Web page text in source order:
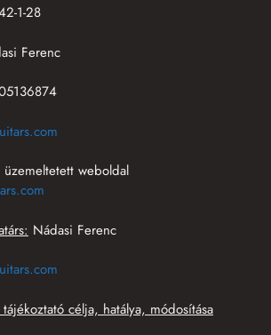
1-28
Ferenc
weboldal
Nádasi Ferenc
célja, hatálya, módosítása